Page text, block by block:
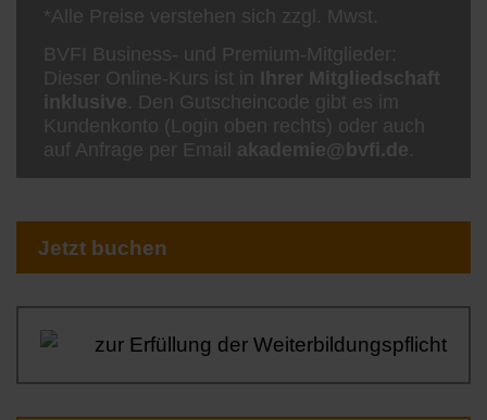
*Alle Preise verstehen sich zzgl. Mwst.
BVFI Business- und Premium-Mitglieder:
Dieser Online-Kurs ist in Ihrer Mitgliedschaft
inklusive. Den Gutscheincode gibt es im
Kundenkonto (Login oben rechts) oder auch
auf Anfrage per Email akademie@bvfi.de.
Jetzt buchen
zur Erfüllung der Weiterbildungspflicht